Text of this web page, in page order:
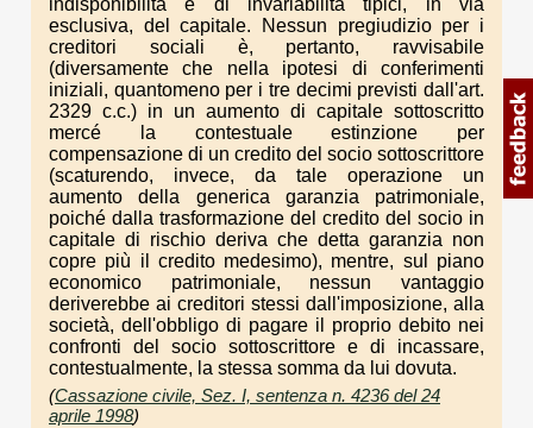
indisponibilità e di invariabilità tipici, in via
esclusiva, del capitale. Nessun pregiudizio per i
creditori sociali è, pertanto, ravvisabile
(diversamente che nella ipotesi di conferimenti
iniziali, quantomeno per i tre decimi previsti dall'art.
2329 c.c.) in un aumento di capitale sottoscritto
mercé la contestuale estinzione per
compensazione di un credito del socio sottoscrittore
(scaturendo, invece, da tale operazione un
aumento della generica garanzia patrimoniale,
poiché dalla trasformazione del credito del socio in
capitale di rischio deriva che detta garanzia non
copre più il credito medesimo), mentre, sul piano
economico patrimoniale, nessun vantaggio
deriverebbe ai creditori stessi dall'imposizione, alla
società, dell'obbligo di pagare il proprio debito nei
confronti del socio sottoscrittore e di incassare,
contestualmente, la stessa somma da lui dovuta.
(Cassazione civile, Sez. I, sentenza n. 4236 del 24
aprile 1998)